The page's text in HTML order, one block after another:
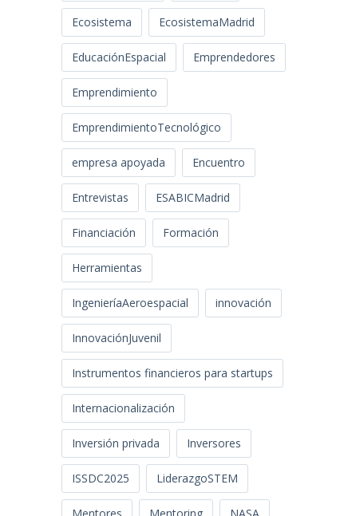
Ecosistema EcosistemaMadrid
EducaciónEspacial Emprendedores
Emprendimiento
EmprendimientoTecnológico
empresa apoyada Encuentro
Entrevistas ESABICMadrid
Financiación Formación
Herramientas
IngenieríaAeroespacial innovación
InnovaciónJuvenil
Instrumentos financieros para startups
Internacionalización
Inversión privada Inversores
ISSDC2025 LiderazgoSTEM